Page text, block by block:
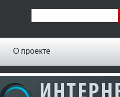
О проекте